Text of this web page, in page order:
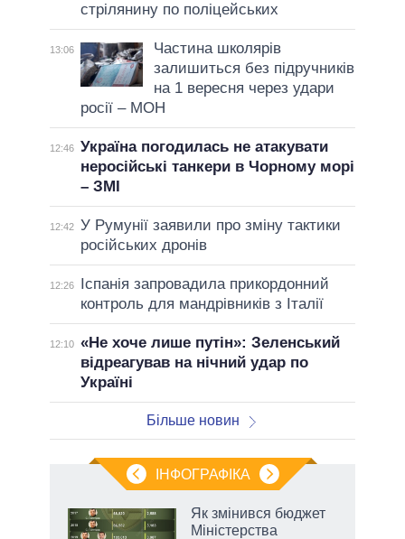
стрілянину по поліцейських
13:06
Частина школярів
залишиться без підручників
на 1 вересня через удари
росії – МОН
12:46 Україна погодилась не атакувати
неросійські танкери в Чорному морі
– ЗМІ
12:42 У Румунії заявили про зміну тактики
російських дронів
12:26
Іспанія запровадила прикордонний
контроль для мандрівників з Італії
12:10 «Не хоче лише путін»: Зеленський
відреагував на нічний удар по
Україні
Більше новин
ІНФОГРАФІКА
Як змінився бюджет
Міністерства